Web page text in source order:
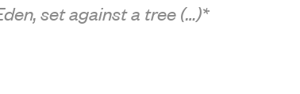
set against a tree (…)*